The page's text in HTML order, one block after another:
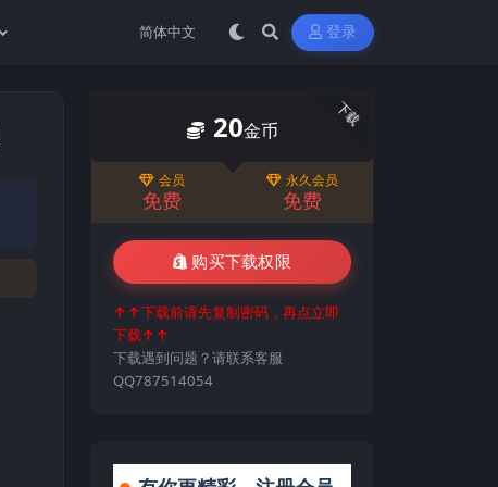
登录
下载
20金币
会员
免费
永久会员
免费
购买下载权限
↑↑下载前请先复制密码，再点立即
下载↑↑
下载遇到问题？请联系客服
QQ787514054